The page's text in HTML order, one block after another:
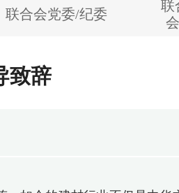
联合会党委/纪委
联
致辞